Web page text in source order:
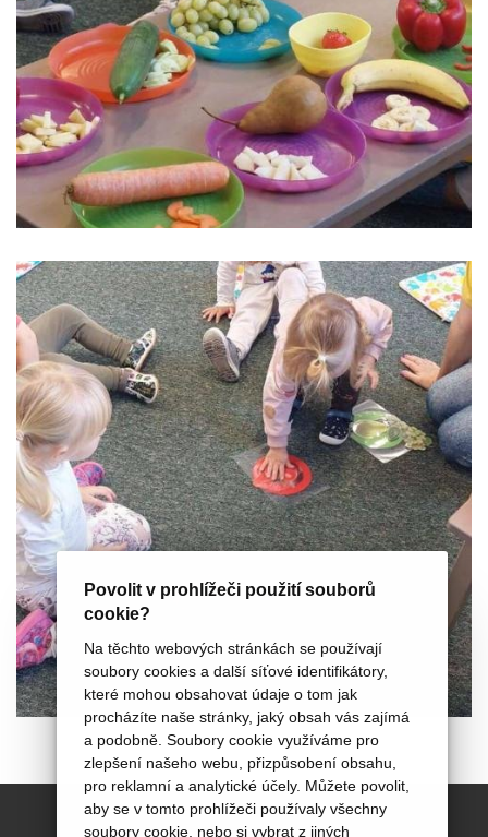
Povolit v prohlížeči použití souborů
cookie?
Na těchto webových stránkách se používají
soubory cookies a další síťové identifikátory,
které mohou obsahovat údaje o tom jak
procházíte naše stránky, jaký obsah vás zajímá
a podobně. Soubory cookie využíváme pro
zlepšení našeho webu, přizpůsobení obsahu,
pro reklamní a analytické účely. Můžete povolit,
aby se v tomto prohlížeči používaly všechny
soubory cookie, nebo si vybrat z jiných